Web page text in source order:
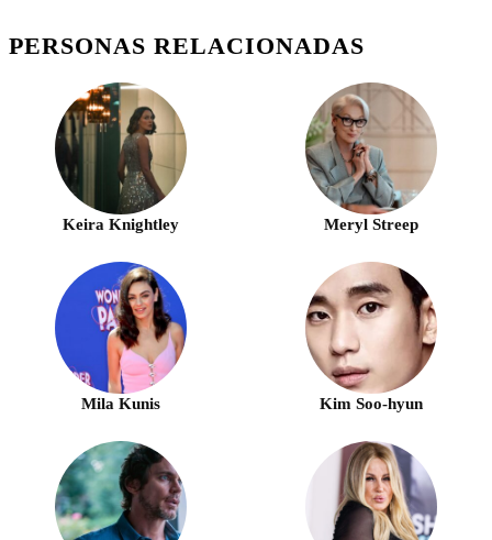
PERSONAS RELACIONADAS
Keira Knightley Meryl Streep
Mila Kunis Kim Soo-hyun